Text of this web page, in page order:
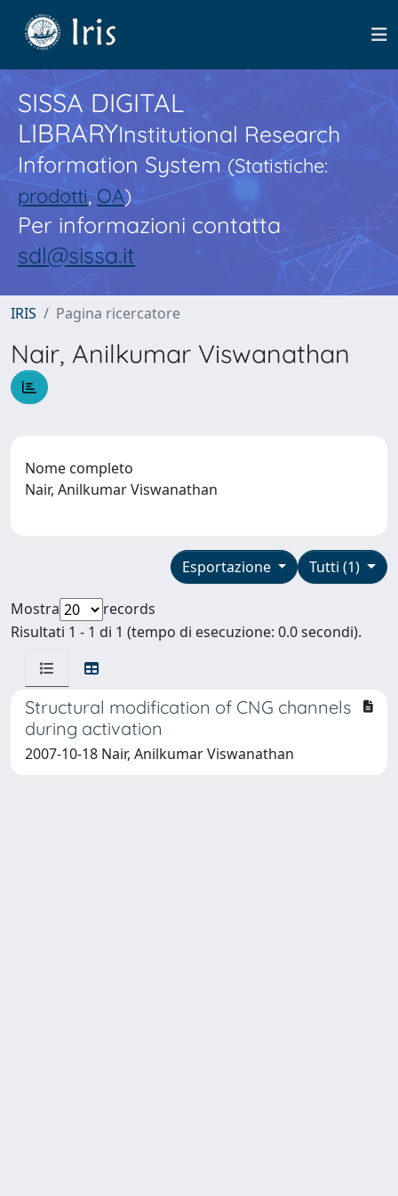
SISSA DIGITAL
LIBRARYInstitutional Research
Information System(Statistiche:
prodotti,OA)
Per informazioni contatta
sdl@sissa.it
IRIS Pagina ricercatore
Nair, Anilkumar Viswanathan
Nome completo
Nair, Anilkumar Viswanathan
Tutti (1)
Esportazione
Mostra
records
Risultati 1 - 1 di 1 (tempo di esecuzione: 0.0 secondi).
Structural modification of CNG channels
during activation
2007-10-18 Nair, Anilkumar Viswanathan